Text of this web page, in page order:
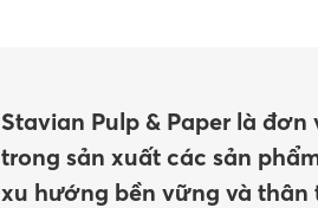
Stavian Pulp & Paper là
trong sản xuất các sản
xu hướng bền vững và